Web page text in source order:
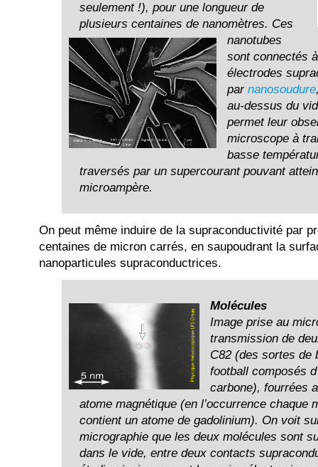
seulement !), pour une longueur de
plusieurs centaines de nanomètres. Ces
nanotubes
sont connectés
électrodes
parnanosoudure
au-dessus du
permet leur
microscope à
basse
traversés par un supercourant pouvant
microampère.
On peut même induire de la supraconductivité par
centaines de micron carrés, en saupoudrant la
nanoparticules supraconductrices.
Molécules
Image prise au
transmission de
C82 (des sortes de
football composés
carbone), fourrées
atome magnétique (en l’occurrence chaque
contient un atome de gadolinium). On voit
micrographie que les deux molécules sont
dans le vide, entre deux contacts